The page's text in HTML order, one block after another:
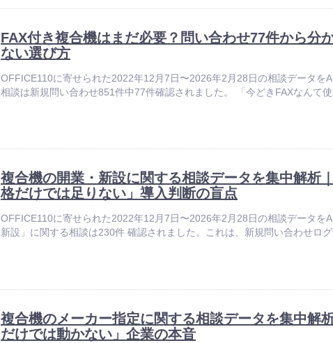
FAX付き複合機はまだ必要？問い合わせ77件から分
ない選び方
OFFICE110に寄せられた2022年12月7日〜2026年2月28日の相談データを
相談は新規問い合わせ851件中77件確認されました。 「今どきFAXなんて使
複合機の開業・新設に関する相談データを集中解析
格だけでは足りない」導入判断の盲点
OFFICE110に寄せられた2022年12月7日〜2026年2月28日の相談データを
新設」に関する相談は230件 確認されました。これは、新規問い合わせロ
複合機のメーカー指定に関する相談データを集中解
だけでは動かない」企業の本音